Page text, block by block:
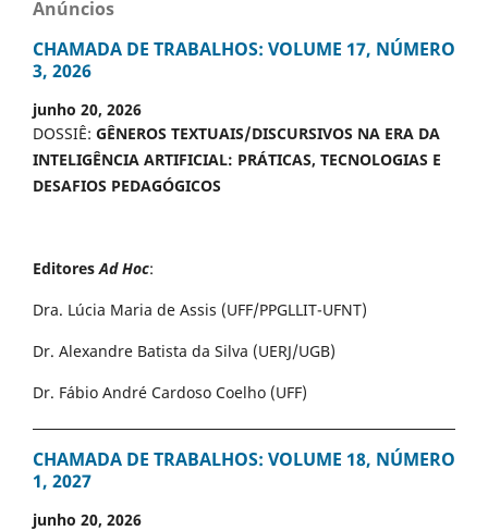
Anúncios
CHAMADA DE TRABALHOS: VOLUME 17, NÚMERO
3, 2026
junho 20, 2026
DOSSIÊ: GÊNEROS TEXTUAIS/DISCURSIVOS NA ERA DA
INTELIGÊNCIA ARTIFICIAL: PRÁTICAS, TECNOLOGIAS E
DESAFIOS PEDAGÓGICOS
EditoresAd Hoc:
Dra. Lúcia Maria de Assis (UFF/PPGLLIT-UFNT)
Dr. Alexandre Batista da Silva (UERJ/UGB)
Dr. Fábio André Cardoso Coelho (UFF)
CHAMADA DE TRABALHOS: VOLUME 18, NÚMERO
1, 2027
junho 20, 2026